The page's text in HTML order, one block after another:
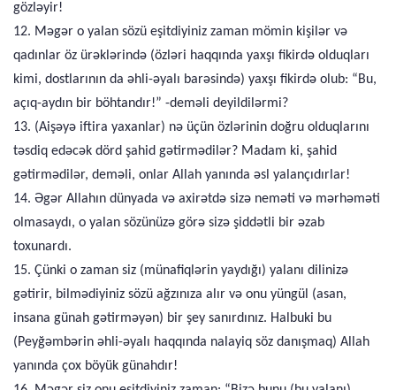
gözləyir!
12. Məgər o yalan sözü eşitdiyiniz zaman mömin kişilər və
qadınlar öz ürəklərində (özləri haqqında yaxşı fikirdə olduqları
kimi, dostlarının da əhli-əyalı barəsində) yaxşı fikirdə olub: “Bu,
açıq-aydın bir böhtandır!” -deməli deyildilərmi?
13. (Aişəyə iftira yaxanlar) nə üçün özlərinin doğru olduqlarını
təsdiq edəcək dörd şahid gətirmədilər? Madam ki, şahid
gətirmədilər, deməli, onlar Allah yanında əsl yalançıdırlar!
14. Əgər Allahın dünyada və axirətdə sizə neməti və mərhəməti
olmasaydı, o yalan sözünüzə görə sizə şiddətli bir əzab
toxunardı.
15. Çünki o zaman siz (münafiqlərin yaydığı) yalanı dilinizə
gətirir, bilmədiyiniz sözü ağzınıza alır və onu yüngül (asan,
insana günah gətirməyən) bir şey sanırdınız. Halbuki bu
(Peyğəmbərin əhli-əyalı haqqında nalayiq söz danışmaq) Allah
yanında çox böyük günahdır!